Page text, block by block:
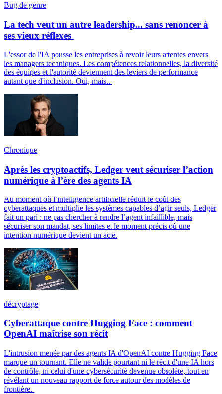
Bug de genre
La tech veut un autre leadership... sans renoncer à
ses vieux réflexes
L'essor de l'IA pousse les entreprises à revoir leurs attentes envers
les managers techniques. Les compétences relationnelles, la diversité
des équipes et l'autorité deviennent des leviers de performance
autant que d'inclusion. Oui, mais...
Chronique
Après les cryptoactifs, Ledger veut sécuriser l’action
numérique à l’ère des agents IA
Au moment où l’intelligence artificielle réduit le coût des
cyberattaques et multiplie les systèmes capables d’agir seuls, Ledger
fait un pari : ne pas chercher à rendre l’agent infaillible, mais
sécuriser son mandat, ses limites et le moment précis où une
intention numérique devient un acte.
décryptage
Cyberattaque contre Hugging Face : comment
OpenAI maîtrise son récit
L'intrusion menée par des agents IA d'OpenAI contre Hugging Face
marque un tournant. Elle ne valide pourtant ni le récit d'une IA hors
de contrôle, ni celui d'une cybersécurité devenue obsolète, tout en
révélant un nouveau rapport de force autour des modèles de
frontière.